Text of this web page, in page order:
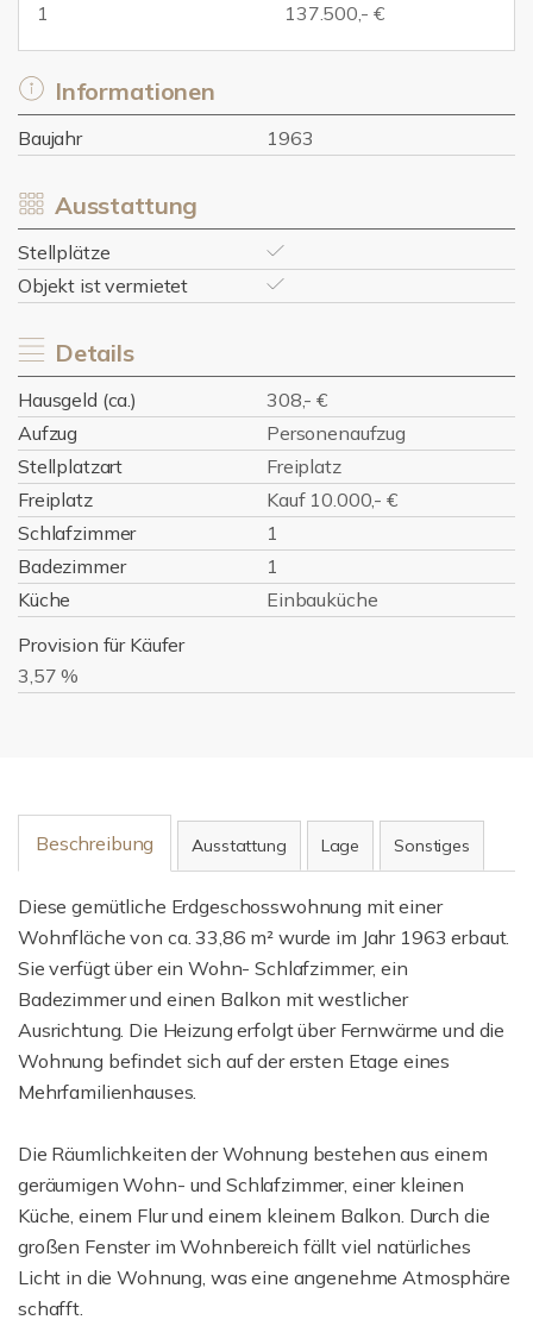
1
137.500,- €
Informationen
Baujahr 1963
Ausstattung
Stellplätze
Objekt ist vermietet
Details
Hausgeld (ca.)
308,- €
Aufzug
Personenaufzug
Stellplatzart
Freiplatz
Freiplatz
Kauf 10.000,- €
Schlafzimmer
1
Badezimmer
1
Küche
Einbauküche
Provision für Käufer
3,57 %
Beschreibung Ausstattung Lage Sonstiges
Diese gemütliche Erdgeschosswohnung mit einer
Wohnfläche von ca. 33,86 m² wurde im Jahr 1963 erbaut.
Sie verfügt über ein Wohn- Schlafzimmer, ein
Badezimmer und einen Balkon mit westlicher
Ausrichtung. Die Heizung erfolgt über Fernwärme und die
Wohnung befindet sich auf der ersten Etage eines
Mehrfamilienhauses.
Die Räumlichkeiten der Wohnung bestehen aus einem
geräumigen Wohn- und Schlafzimmer, einer kleinen
Küche, einem Flur und einem kleinem Balkon. Durch die
großen Fenster im Wohnbereich fällt viel natürliches
Licht in die Wohnung, was eine angenehme Atmosphäre
schafft.